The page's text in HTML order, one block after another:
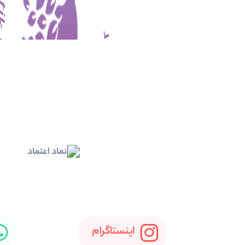
اینستاگرام